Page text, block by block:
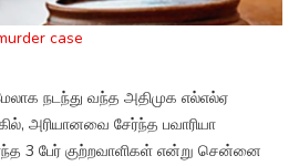
case
நடந்து வந்த அதிமுக எல்எல்ஏ
அரியானவை சேர்ந்த பவாரியா
3 பேர் குற்றவாளிகள் என்று சென்னை